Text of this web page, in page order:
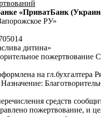
«ПриватБанк
РУ»
дитина»
пожертвование
на гл.бухгалтера
Назначение:
средств
пожертвование, и